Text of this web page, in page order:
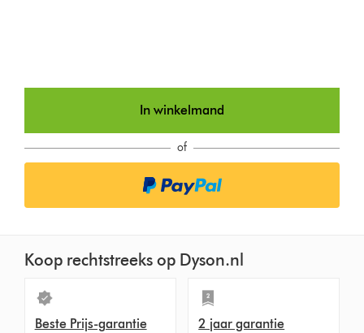
In winkelmand
of
Koop rechtstreeks op Dyson.nl
Beste Prijs-garantie 2 jaar garantie